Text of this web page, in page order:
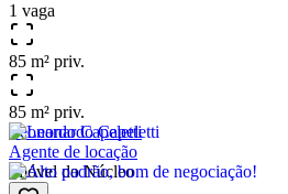
1 vaga
85 m² priv.
85 m² priv.
Leonardo Capeletti
Agente de locação
Imóvel do Núcleo